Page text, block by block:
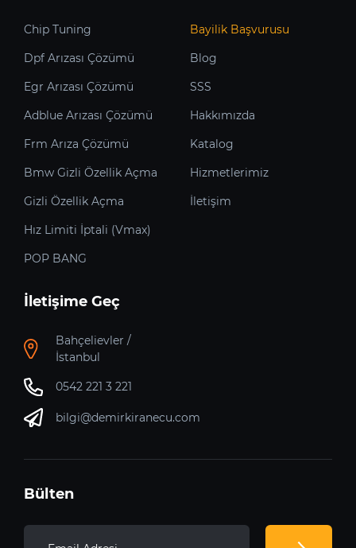
Chip Tuning
Dpf Arızası Çözümü
Egr Arızası Çözümü
Adblue Arızası Çözümü
Frm Arıza Çözümü
Bmw Gizli Özellik Açma
Gizli Özellik Açma
Hız Limiti İptali (Vmax)
POP BANG
Bayilik Başvurusu
Blog
SSS
Hakkımızda
Katalog
Hizmetlerimiz
İletişim
İletişime Geç
Bahçelievler /
İstanbul
0542 221 3 221
bilgi@demirkiranecu.com
Bülten